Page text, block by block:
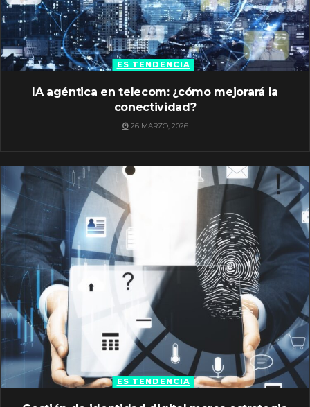
ES TENDENCIA
IA agéntica en telecom: ¿cómo mejorará la
conectividad?
26 MARZO, 2026
ES TENDENCIA